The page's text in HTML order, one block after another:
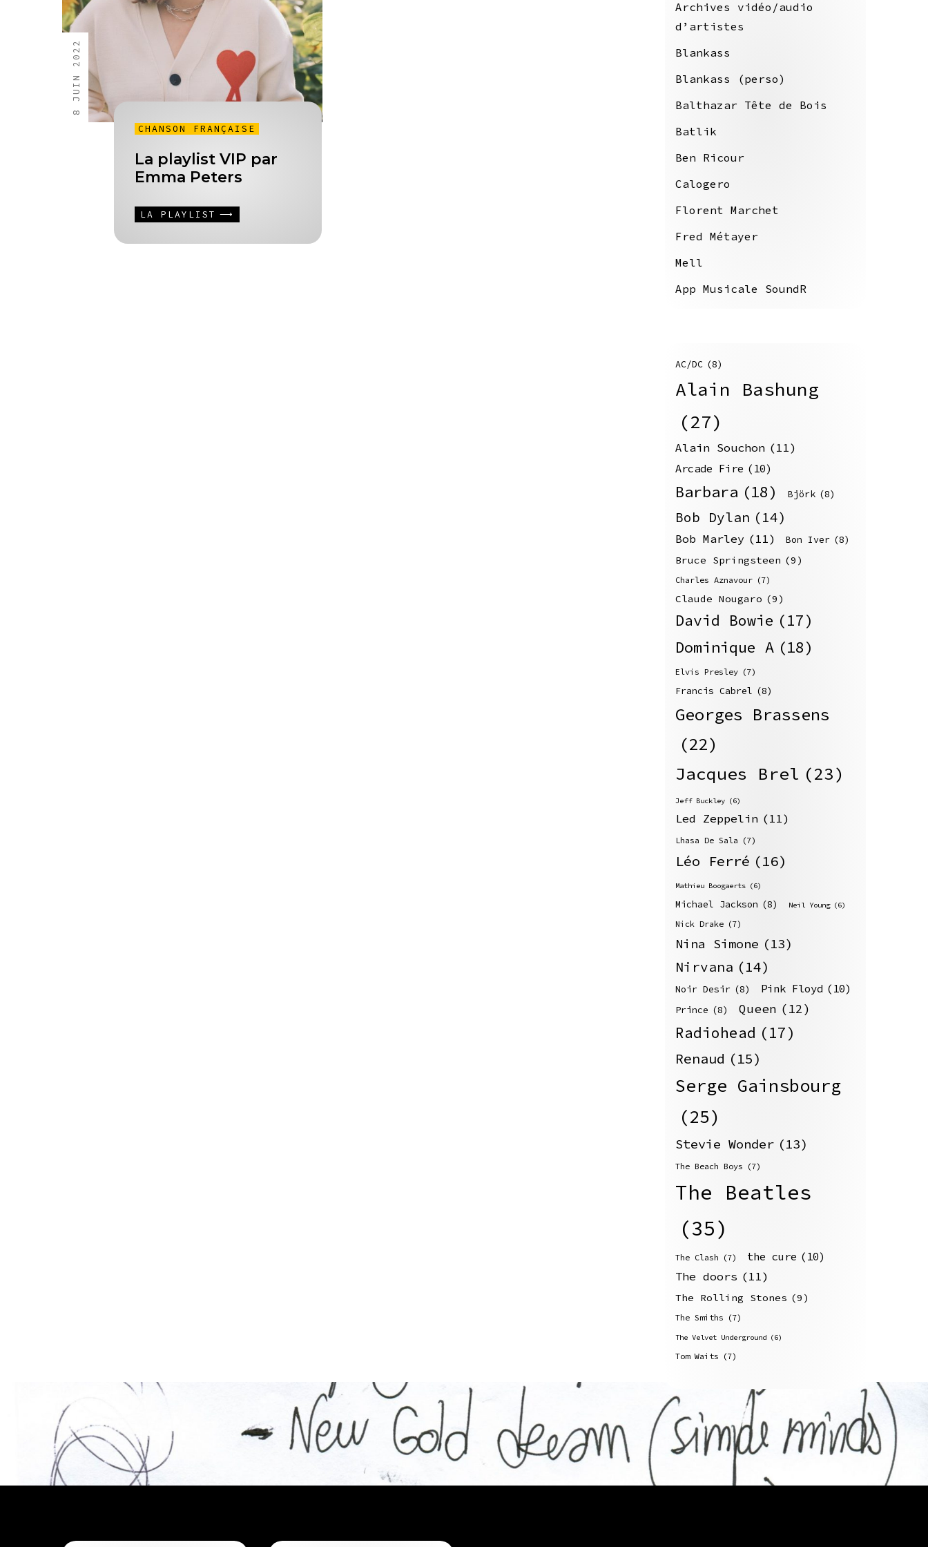
8 JUIN 2022
CHANSON FRANÇAISE
La playlist VIP par
Emma Peters
LA PLAYLIST
Archives vidéo/audio
d’artistes
Blankass
Blankass (perso)
Balthazar Tête de Bois
Batlik
Ben Ricour
Calogero
Florent Marchet
Fred Métayer
Mell
App Musicale SoundR
AC/DC (8)
Alain Bashung
(27)
Alain Souchon (11)
Arcade Fire (10)
Barbara (18) Björk (8)
Bob Dylan (14)
Bob Marley (11) Bon Iver (8)
Bruce Springsteen (9)
Charles Aznavour (7)
Claude Nougaro (9)
David Bowie (17)
Dominique A (18)
Elvis Presley (7)
Francis Cabrel (8)
Georges Brassens
(22)
Jacques Brel (23)
Jeff Buckley (6)
Led Zeppelin (11)
Lhasa De Sala (7)
Léo Ferré (16)
Mathieu Boogaerts (6)
Michael Jackson (8) Neil Young (6)
Nick Drake (7)
Nina Simone (13)
Nirvana (14)
Noir Desir (8) Pink Floyd (10)
Prince (8) Queen (12)
Radiohead (17)
Renaud (15)
Serge Gainsbourg
(25)
Stevie Wonder (13)
The Beach Boys (7)
The Beatles
(35)
The Clash (7) the cure (10)
The doors (11)
The Rolling Stones (9)
The Smiths (7)
The Velvet Underground (6)
Tom Waits (7)